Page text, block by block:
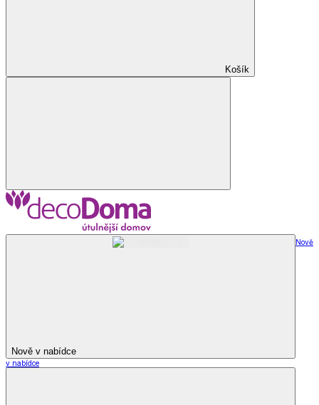
Košík
Nově v nabídce
Nově
v nabídce